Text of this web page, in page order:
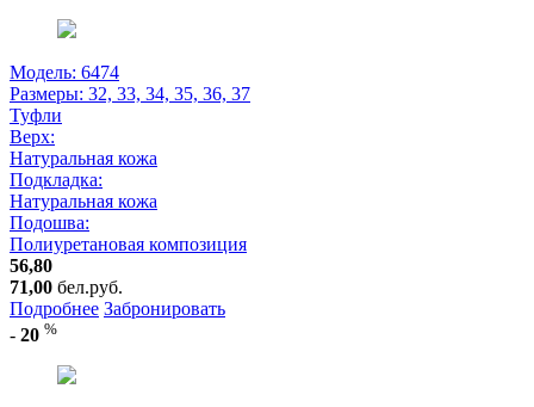
Модель: 6474
Размеры: 32, 33, 34, 35, 36, 37
Туфли
Верх:
Натуральная кожа
Подкладка:
Натуральная кожа
Подошва:
Полиуретановая композиция
56,80
71,00 бел.руб.
Подробнее Забронировать
- 20 %